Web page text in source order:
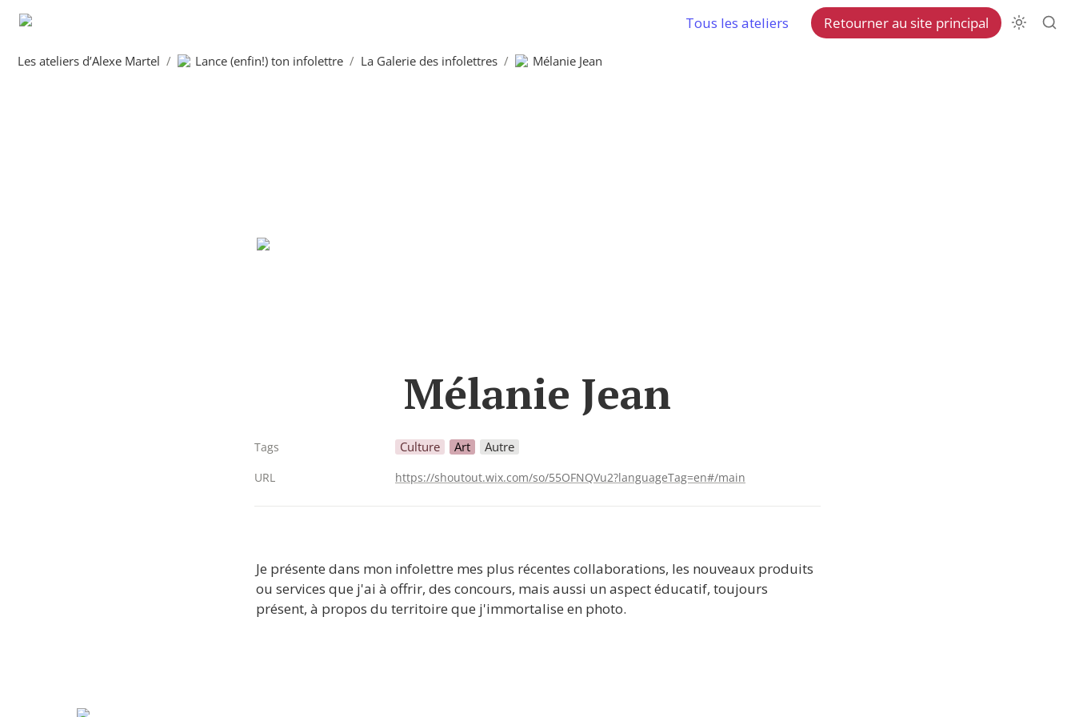
Tous les ateliers Retourner au site principal
Les ateliers d’Alexe Martel / Lance (enfin!) ton infolettre / La Galerie des infolettres / Mélanie Jean
Mélanie Jean
Tags Culture Art Autre
URL https://shoutout.wix.com/so/55OFNQVu2?languageTag=en#/main
Je présente dans mon infolettre mes plus récentes collaborations, les nouveaux produits
ou services que j'ai à offrir, des concours, mais aussi un aspect éducatif, toujours
présent, à propos du territoire que j'immortalise en photo.